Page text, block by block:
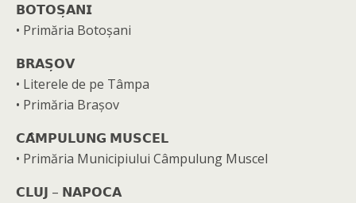
𝗕𝗢𝗧𝗢𝗦̦𝗔𝗡𝗜
• Primăria Botoșani
𝗕𝗥𝗔𝗦̦𝗢𝗩
• Literele de pe Tâmpa
• Primăria Brașov
𝗖𝗔̂𝗠𝗣𝗨𝗟𝗨𝗡𝗚 𝗠𝗨𝗦𝗖𝗘𝗟
• Primăria Municipiului Câmpulung Muscel
𝗖𝗟𝗨𝗝 – 𝗡𝗔𝗣𝗢𝗖𝗔